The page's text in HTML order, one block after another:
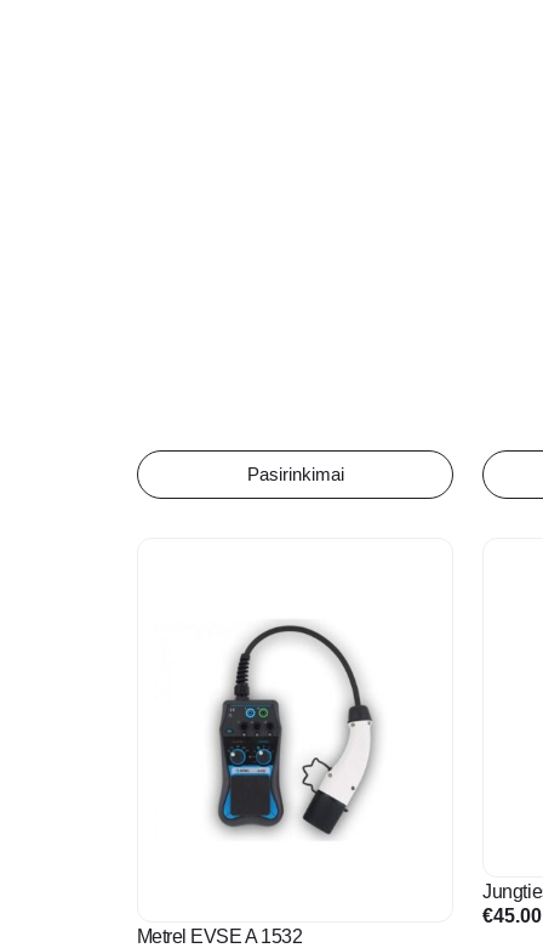
Pasirinkimai
Metrel EVSE A 1532
€45.00